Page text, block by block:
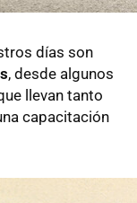
días son
, desde algunos
llevan tanto
capacitación